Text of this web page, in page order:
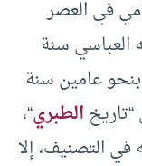
في العصر
العباسي سنة
بنحو عامين سنة
الطبري“،
في التصنيف، إلا